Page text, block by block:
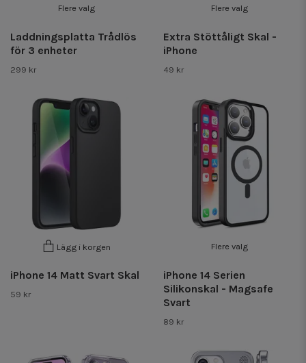
Flere valg
Laddningsplatta Trådlös
för 3 enheter
299 kr
Flere valg
Extra Stöttåligt Skal -
iPhone
49 kr
Lägg i korgen
iPhone 14 Matt Svart Skal
59 kr
Flere valg
iPhone 14 Serien
Silikonskal - Magsafe
Svart
89 kr